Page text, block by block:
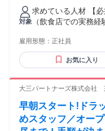
払われる通勤・皆勤
われるその他手当金額：なし ※経験・能力
慮し決定 ※交通費支給 ★キャリアアップ制度有 一
ビスチーフ→リーダー
るので、 納得感の
対象
求めている人材 【
（飲食店での実務
調理スタッフ（調理
フ、販売職、営業職
が活かせます。 ▼特に歓迎する経験 ・朝食/ランチ調理経験
な方歓迎】 ・人と
り組める方 ・状況
しいことを考えるの
い ・チームの一体
雇用形態： 正社員
お気に入り
大三パートナーズ株式会社
早朝スタート!ドラ
めスタッフ／オー